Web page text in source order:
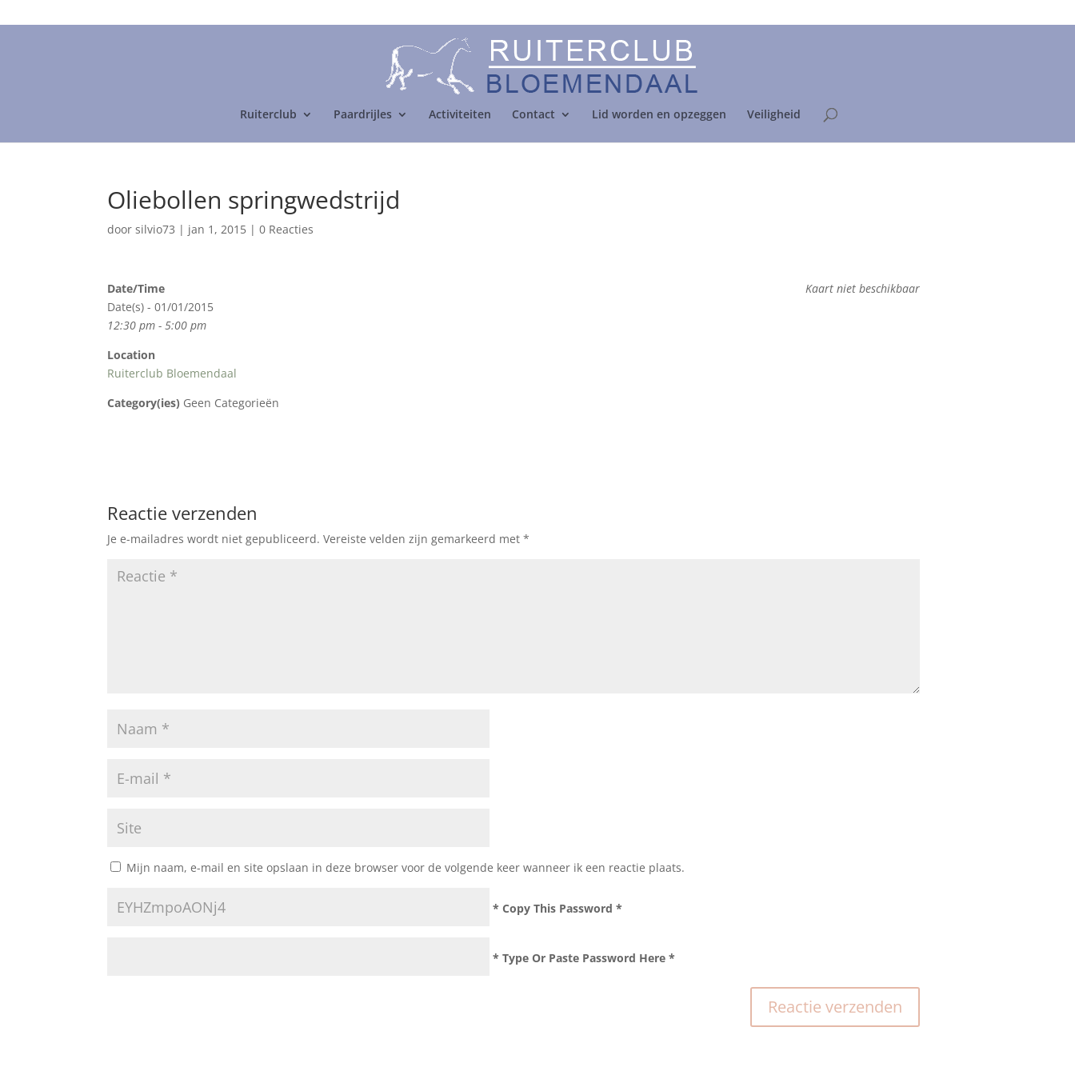
Ruiterclub Paardrijles Activiteiten Contact Lid worden en opzeggen Veiligheid
Oliebollen springwedstrijd
doorsilvio73 | jan 1, 2015 |0 Reacties
Kaart niet beschikbaar
Date/Time
Date(s) - 01/01/2015
12:30 pm - 5:00 pm
Location
Ruiterclub Bloemendaal
Category(ies) Geen Categorieën
Reactie verzenden
Je e-mailadres wordt niet gepubliceerd. Vereiste velden zijn gemarkeerd met*
Mijn naam, e-mail en site opslaan in deze browser voor de volgende keer wanneer ik een reactie plaats.
* Copy This Password *
* Type Or Paste Password Here *